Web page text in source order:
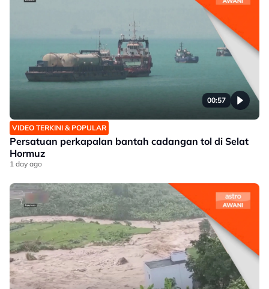
00:57
VIDEO TERKINI & POPULAR
Persatuan perkapalan bantah cadangan tol di Selat
Hormuz
1 day ago